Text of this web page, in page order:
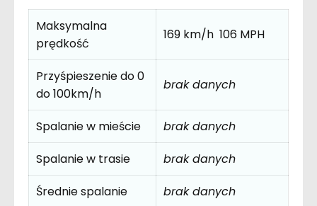
Maksymalna
prędkość
169 km/h 106 MPH
Przyśpieszenie do 0
do 100km/h
brak danych
Spalanie w mieście
brak danych
Spalanie w trasie
brak danych
Średnie spalanie
brak danych